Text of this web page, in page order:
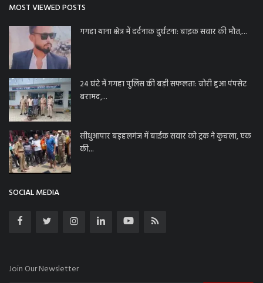
MOST VIEWED POSTS
गगहा थाना क्षेत्र में दर्दनाक दुर्घटना: बाइक सवार की मौत,...
24 घंटे में गगहा पुलिस की बड़ी सफलता: चोरी हुआ पंपसेट
बरामद,...
सीधुआपार बड़हलगंज में बाईक सवार को ट्रक ने कुचला, एक
की...
SOCIAL MEDIA
Join Our Newsletter